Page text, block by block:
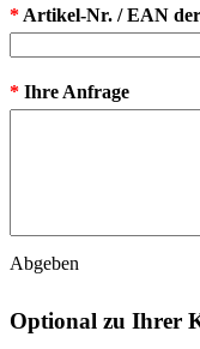
* Artikel-Nr. / EAN
* Ihre Anfrage
Abgeben
Optional zu Ihrer